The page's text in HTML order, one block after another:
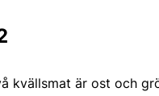
kvällsmat är ost och